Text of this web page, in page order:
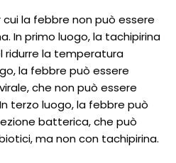
la febbre non può essere
In primo luogo, la tachipirina
ridurre la temperatura
la febbre può essere
che non può essere
terzo luogo, la febbre può
batterica, che può
ma non con tachipirina.